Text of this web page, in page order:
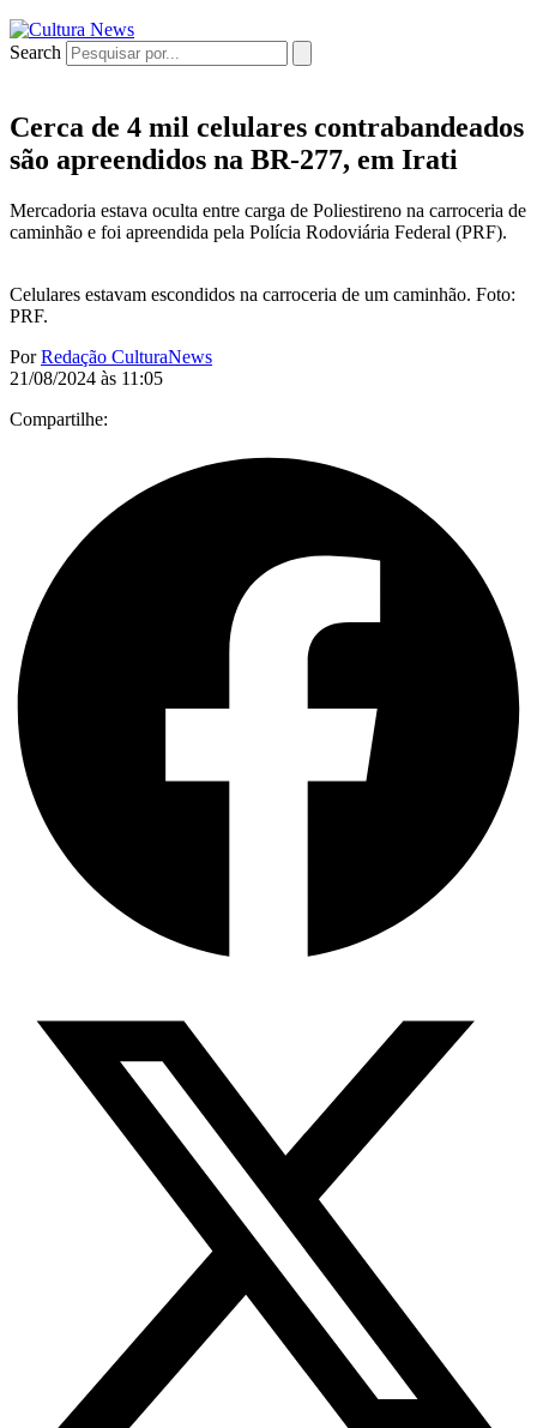
Search
Cerca de 4 mil celulares contrabandeados
são apreendidos na BR-277, em Irati
Mercadoria estava oculta entre carga de Poliestireno na carroceria de
caminhão e foi apreendida pela Polícia Rodoviária Federal (PRF).
Celulares estavam escondidos na carroceria de um caminhão. Foto:
PRF.
PorRedação CulturaNews
21/08/2024 às 11:05
Compartilhe: